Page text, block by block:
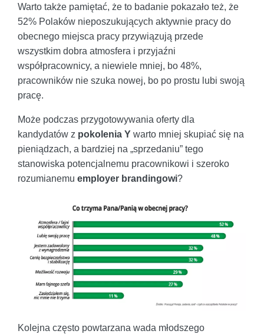
Warto także pamiętać, że to badanie pokazało też, że
52% Polaków nieposzukujących aktywnie pracy do
obecnego miejsca pracy przywiązują przede
wszystkim dobra atmosfera i przyjaźni
współpracownicy, a niewiele mniej, bo 48%,
pracowników nie szuka nowej, bo po prostu lubi swoją
pracę.
Może podczas przygotowywania oferty dla
kandydatów z pokolenia Y warto mniej skupiać się na
pieniądzach, a bardziej na „sprzedaniu” tego
stanowiska potencjalnemu pracownikowi i szeroko
rozumianemu employer brandingowi?
Kolejna często powtarzana wada młodszego